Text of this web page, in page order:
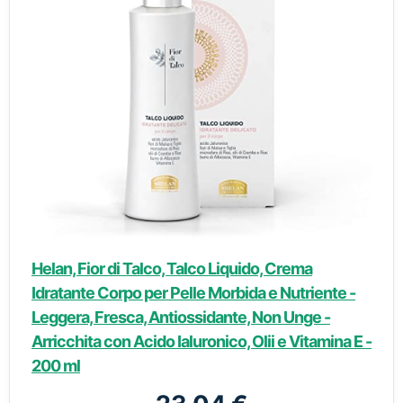
Helan, Fior di Talco, Talco Liquido, Crema
Idratante Corpo per Pelle Morbida e Nutriente -
Leggera, Fresca, Antiossidante, Non Unge -
Arricchita con Acido Ialuronico, Olii e Vitamina E -
200 ml